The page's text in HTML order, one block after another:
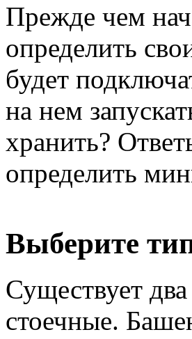
Прежде чем
определить
будет
на нем
хранить?
определить
Выберите
Существует
стоечные.